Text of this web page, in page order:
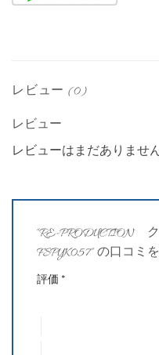
レビュー (0)
レビュー
レビューはまだありません
“RE-PRODUCTION
FSPYK057” の口コミ
評価 *